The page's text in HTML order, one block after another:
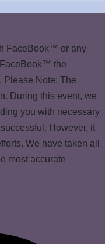
FaceBook™ or any
the
Please Note: The
During this event, we
you with necessary
However, it
We have taken all
most accurate